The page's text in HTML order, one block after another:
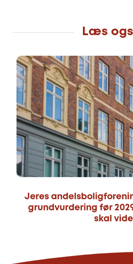
Læs
Jeres
grundvurdering før
skal vide